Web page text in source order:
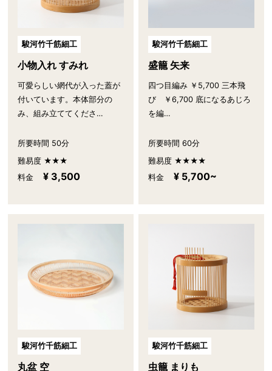
駿河竹千筋細工
小物入れ すみれ
可愛らしい網代が入った蓋が
付いています。本体部分の
み、組み立ててくださ…
所要時間 50分
難易度 ★★★
料金
¥ 3,500
駿河竹千筋細工
盛籠 矢来
四つ目編み ￥5,700 三本飛
び ￥6,700 底になるあじろ
を編…
所要時間 60分
難易度 ★★★★
料金
¥ 5,700~
駿河竹千筋細工
丸盆 空
駿河竹千筋細工
虫籠 まりも